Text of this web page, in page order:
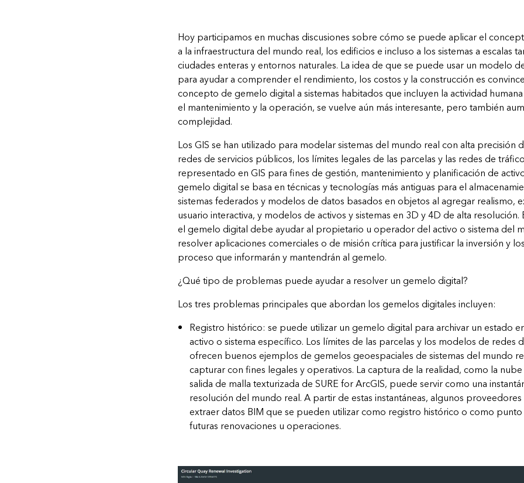
Hoy participamos en muchas discusiones sobre cómo se puede aplicar el
a la infraestructura del mundo real, los edificios e incluso a los sistemas a escalas
ciudades enteras y entornos naturales. La idea de que se puede usar un modelo
para ayudar a comprender el rendimiento, los costos y la construcción es
concepto de gemelo digital a sistemas habitados que incluyen la actividad
el mantenimiento y la operación, se vuelve aún más interesante, pero también
complejidad.
Los GIS se han utilizado para modelar sistemas del mundo real con alta precisión
redes de servicios públicos, los límites legales de las parcelas y las redes de
representado en GIS para fines de gestión, mantenimiento y planificación de
gemelo digital se basa en técnicas y tecnologías más antiguas para el
sistemas federados y modelos de datos basados ​​en objetos al agregar realismo,
usuario interactiva, y modelos de activos y sistemas en 3D y 4D de alta resolución.
el gemelo digital debe ayudar al propietario u operador del activo o sistema del
resolver aplicaciones comerciales o de misión crítica para justificar la inversión y
proceso que informarán y mantendrán al gemelo.
¿Qué tipo de problemas puede ayudar a resolver un gemelo digital?
Los tres problemas principales que abordan los gemelos digitales incluyen:
Registro histórico: se puede utilizar un gemelo digital para archivar un estado
activo o sistema específico. Los límites de las parcelas y los modelos de redes
ofrecen buenos ejemplos de gemelos geoespaciales de sistemas del mundo
capturar con fines legales y operativos. La captura de la realidad, como la
salida de malla texturizada de SURE for ArcGIS, puede servir como una
resolución del mundo real. A partir de estas instantáneas, algunos
extraer datos BIM que se pueden utilizar como registro histórico o como
futuras renovaciones u operaciones.